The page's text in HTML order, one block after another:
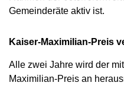
Gemeinderäte aktiv ist.
Kaiser-Maximilian-Preis
Alle zwei Jahre wird der
Maximilian-Preis an